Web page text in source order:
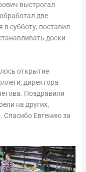
выстрогал
две
субботу, поставил
доски
открытие
директора
Поздравили
на других,
Спасибо Евгению за